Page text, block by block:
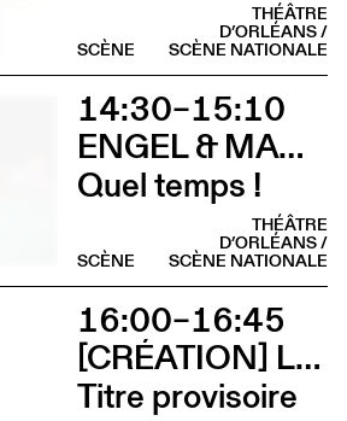
THÉÂTRE
D’ORLÉANS /
SCÈNE NATIONALE
SCÈNE
14:30–15:10
ENGEL & MAGORRIAN
Quel temps !
THÉÂTRE
D’ORLÉANS /
SCÈNE NATIONALE
SCÈNE
16:00–16:45
[CRÉATION] LILI PARSON
Titre provisoire